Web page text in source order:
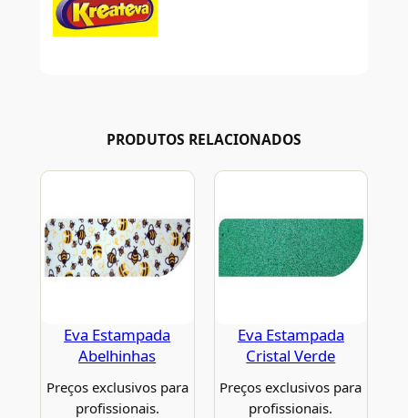
PRODUTOS RELACIONADOS
Eva Estampada
Abelhinhas
Preços exclusivos para
profissionais.
Eva Estampada
Cristal Verde
Preços exclusivos para
profissionais.